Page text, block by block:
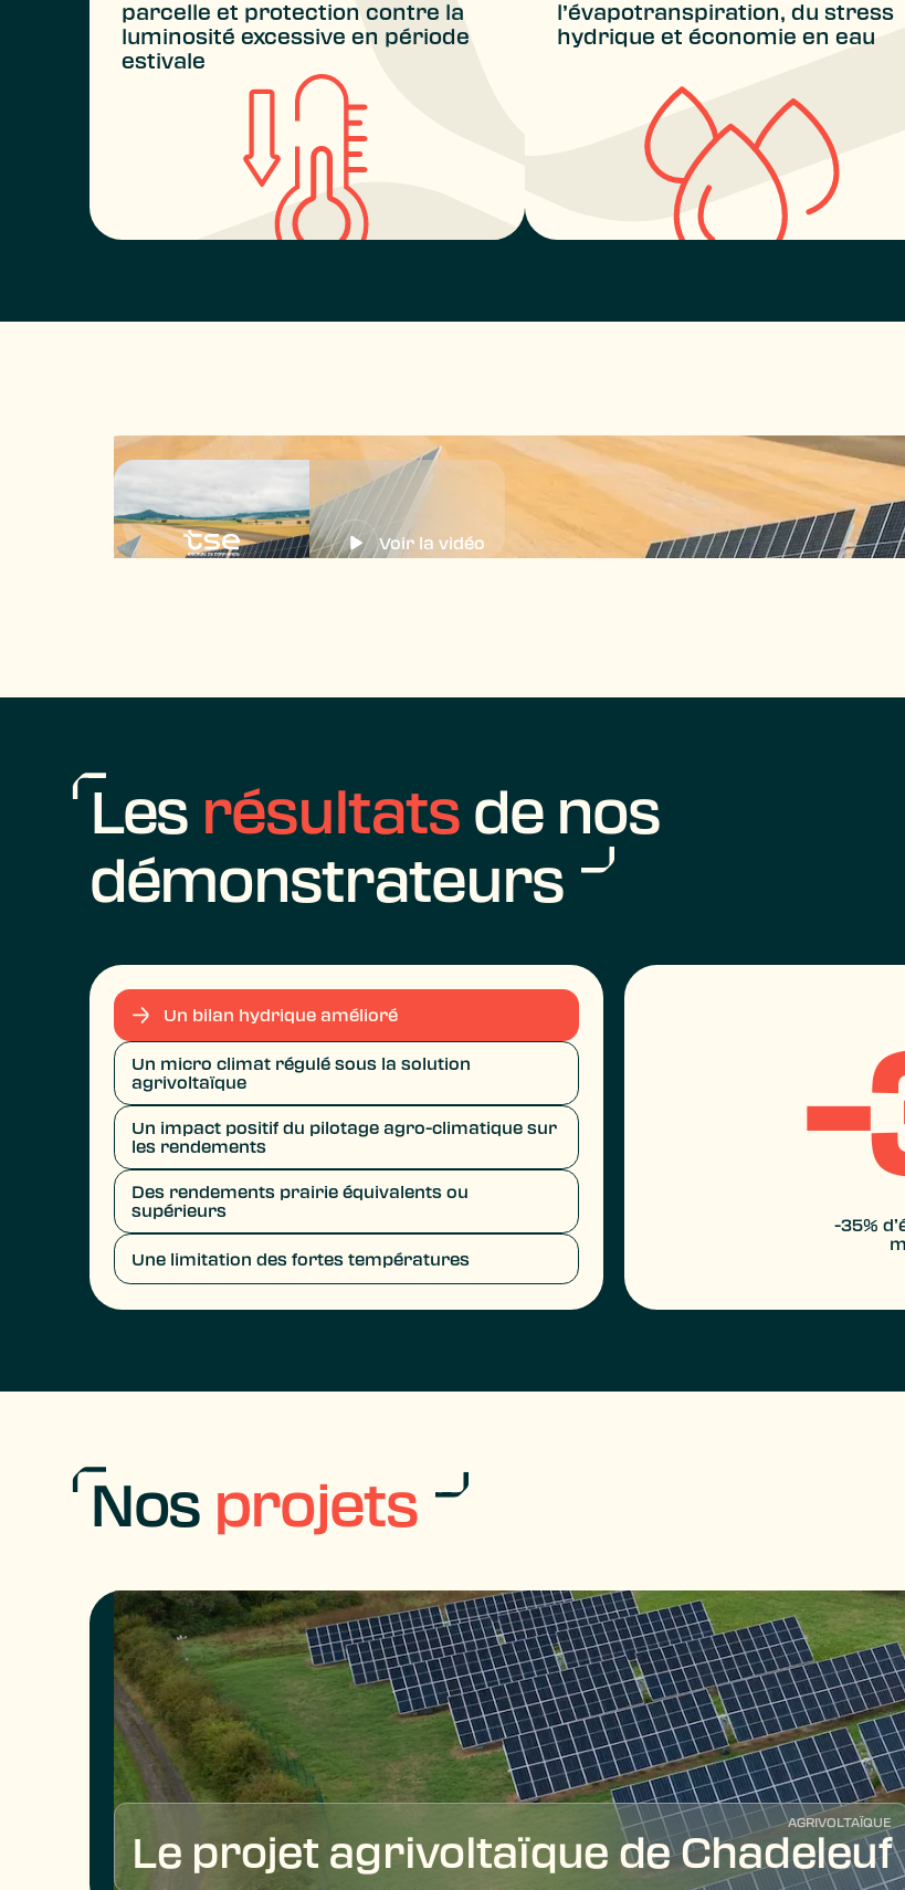
parcelle et protection contre la
luminosité excessive en période
estivale
l’évapotranspiration, du stress
hydrique et économie en eau
Voir la vidéo
Les résultatsde nos
démonstrateurs
Un bilan hydrique amélioré
Un micro climat régulé sous la solution
agrivoltaïque
Un impact positif du pilotage agro-climatique sur
les rendements
Des rendements prairie équivalents ou
supérieurs
Une limitation des fortes températures
-
-35%
Nos projets
AGRIVOLTAÏQUE
Le projet agrivoltaïque de Chadeleuf